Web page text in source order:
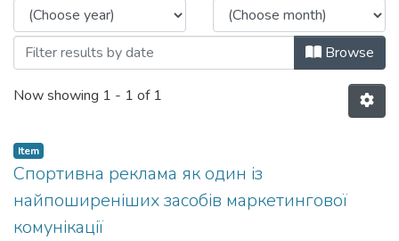
Browse
Now showing 1 - 1 of 1
Item
Спортивна реклама як один із
найпоширеніших засобів маркетингової
комунікації